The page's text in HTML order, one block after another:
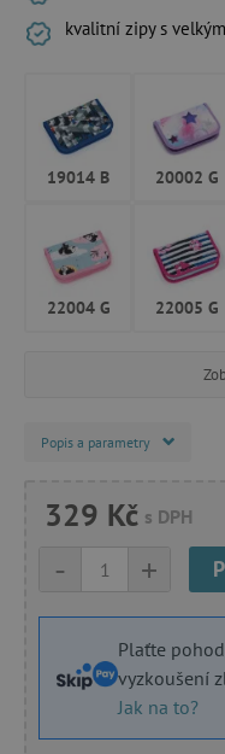
kvalitní zipy s
19014 B 20002 G
22004 G 22005 G
Popis a parametry
329 Kč s DPH
+
-
Plaťte
vyzkoušení
Jak na to?